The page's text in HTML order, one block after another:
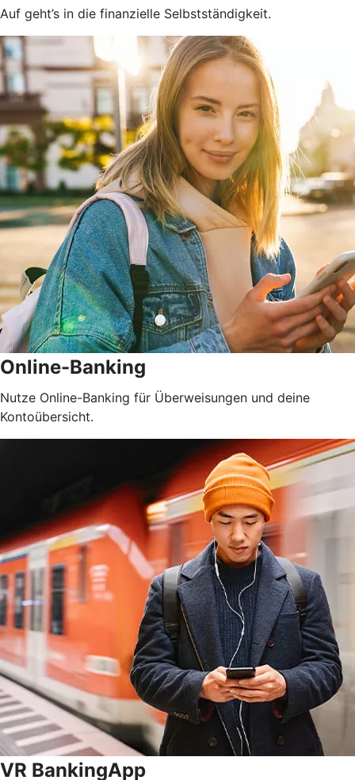
Auf geht’s in die finanzielle Selbstständigkeit.
Online-Banking
Nutze Online-Banking für Überweisungen und deine
Kontoübersicht.
VR BankingApp